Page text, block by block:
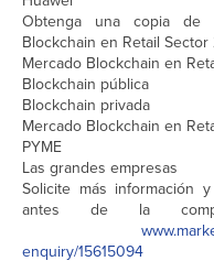
Obtenga una copia de
Blockchain en Retail
Mercado Blockchain en
Blockchain pública
Blockchain privada
Mercado Blockchain en
PYME
Las grandes empresas
Solicite más información
antes de la
enquiry/15615094